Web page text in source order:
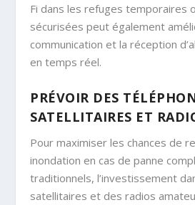
Fi dans les refuges temporaires
sécurisées peut également
communication et la réception
en temps réel.
PRÉVOIR DES
SATELLITAIRES ET
Pour maximiser les chances de
inondation en cas de panne
traditionnels, l’investissement
satellitaires et des radios